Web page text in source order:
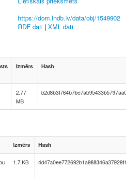
https://dom.lndb.lv/data/obj/1549902
RDF dati | XML dati
Izmērs Hash
2.77
MB
Izmērs Hash
1.7 KB